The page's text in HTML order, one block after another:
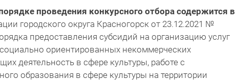
проведения конкурсного отбора содержится в
городского округа Красногорск от 23.12.2021 №
предоставления субсидий на организацию услуг
ориентированных некоммерческих
деятельность в сфере культуры, работе с
образования в сфере культуры на территории